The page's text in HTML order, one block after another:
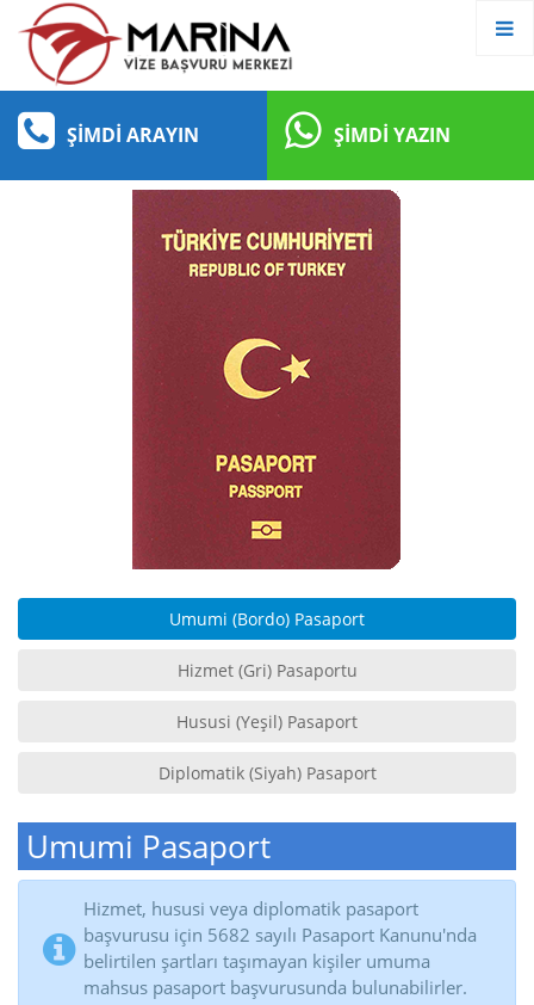
ŞIMDI ARAYIN ŞIMDI YAZIN
Umumi (Bordo) Pasaport
Hizmet (Gri) Pasaportu
Hususi (Yeşil) Pasaport
Diplomatik (Siyah) Pasaport
Umumi Pasaport
Hizmet, hususi veya diplomatik pasaport
başvurusu için 5682 sayılı Pasaport Kanunu'nda
belirtilen şartları taşımayan kişiler umuma
mahsus pasaport başvurusunda bulunabilirler.